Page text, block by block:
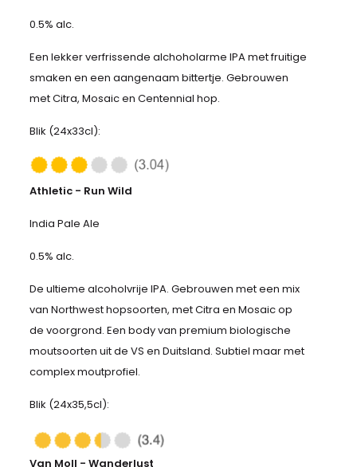
0.5% alc.
Een lekker verfrissende alchoholarme IPA met fruitige
smaken en een aangenaam bittertje. Gebrouwen
met Citra, Mosaic en Centennial hop.
Blik (24x33cl):
Athletic - Run Wild
India Pale Ale
0.5% alc.
De ultieme alcoholvrije IPA. Gebrouwen met een mix
van Northwest hopsoorten, met Citra en Mosaic op
de voorgrond. Een body van premium biologische
moutsoorten uit de VS en Duitsland. Subtiel maar met
complex moutprofiel.
Blik (24x35,5cl):
Van Moll - Wanderlust